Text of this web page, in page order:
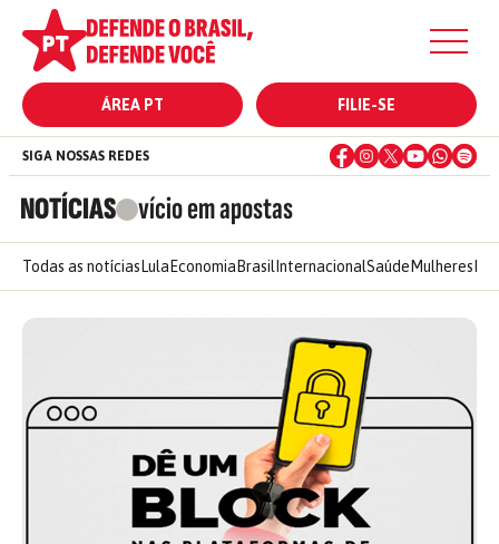
ÁREA PT FILIE-SE
NOTÍCIAS vício em apostas
SIGA NOSSAS REDES
Todas as notícias Lula Economia Brasil InternacionalSaúde Mulheres